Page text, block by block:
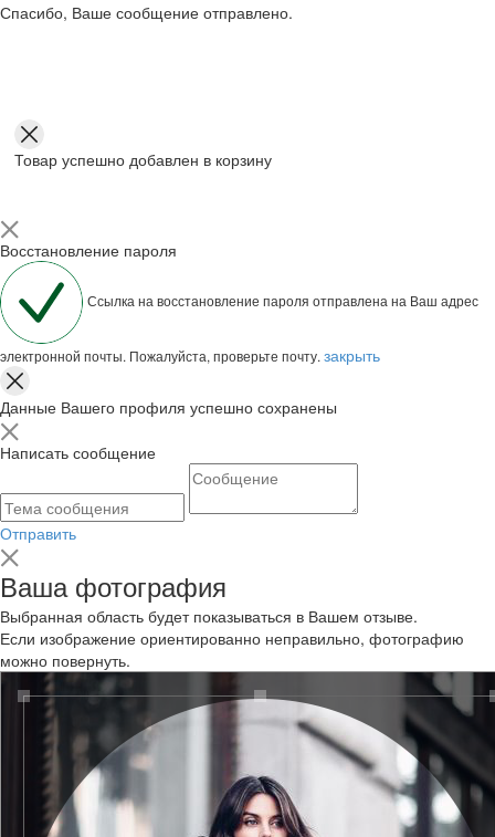
Спасибо, Ваше сообщение отправлено.
Товар успешно добавлен в корзину
Восстановление пароля
Ссылка на восстановление пароля отправлена на Ваш адрес
электронной почты. Пожалуйста, проверьте почту. закрыть
Данные Вашего профиля успешно сохранены
Написать сообщение
Отправить
Ваша фотография
Выбранная область будет показываться в Вашем отзыве.
Если изображение ориентированно неправильно, фотографию
можно повернуть.